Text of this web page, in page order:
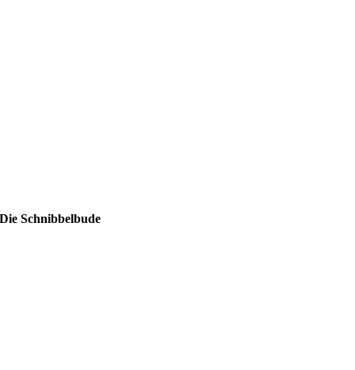
Die Schnibbelbude